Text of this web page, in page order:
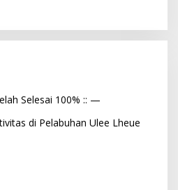
Selesai 100% :: —
di Pelabuhan Ulee Lheue